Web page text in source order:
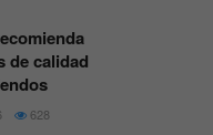
de calidad
628